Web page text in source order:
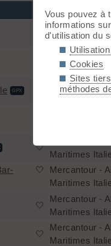
Mercantour -
Maritimes
Mercantour -
Maritimes
GPX
Mercantour -
Maritimes
Maritimes
🤍
Maritimes
🤍
Mercantour -
Maritimes
🤍
Mercantour -
Maritimes
🤍
Mercantour -
Maritimes
Vous pouvez à
informations
d'utilisation du
Cookies
Sites
méthodes